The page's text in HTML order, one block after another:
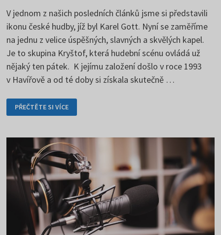
V jednom z našich posledních článků jsme si představili
ikonu české hudby, jíž byl Karel Gott. Nyní se zaměříme
na jednu z velice úspěšných, slavných a skvělých kapel.
Je to skupina Kryštof, která hudební scénu ovládá už
nějaký ten pátek. K jejímu založení došlo v roce 1993
v Havířově a od té doby si získala skutečně …
KRYŠTOF
–
KAPELA
RICHARDEM
PŘEČTĚTE SI VÍCE